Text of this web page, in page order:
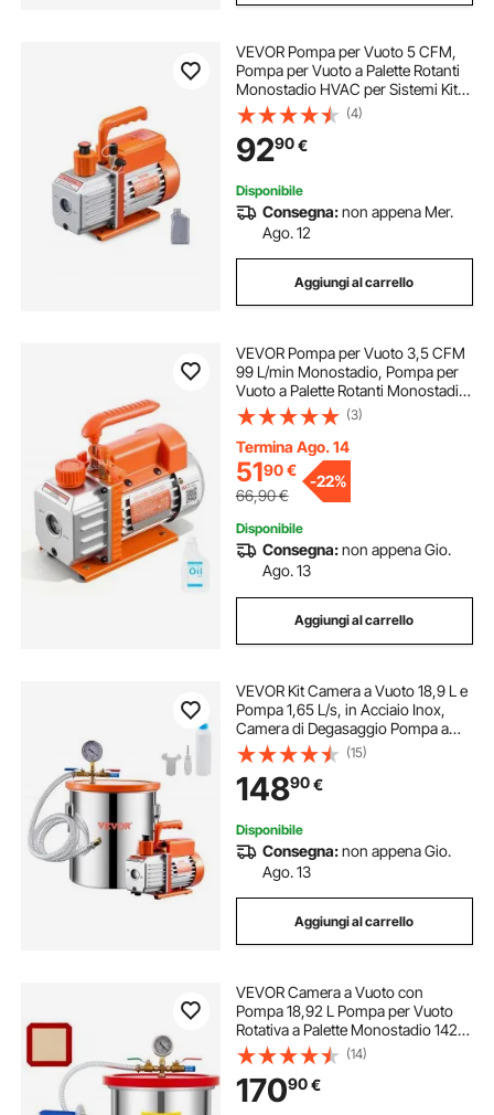
VEVOR Pompa per Vuoto 5 CFM,
Pompa per Vuoto a Palette Rotanti
Monostadio HVAC per Sistemi Kit
Pompa per Vuoto AC per Auto con
Contenitore per Olio per
Manutenzione Aria Condizionata da
Veicoli
(4)
9290€
Disponibile
Consegna:non appena Mer.
Ago. 12
Aggiungi al carrello
VEVOR Pompa per Vuoto 3,5 CFM
99 L/min Monostadio, Pompa per
Vuoto a Palette Rotanti Monostadio
HVAC per Sistema R134a R22
R410a, Motore a 4 Poli per
Manutenzione di Aria Condizionata
Auto
(3)
Termina Ago. 14
5190€
66,90€
-22%
Disponibile
Consegna:non appena Gio.
Ago. 13
Aggiungi al carrello
VEVOR Kit Camera a Vuoto 18,9 L e
Pompa 1,65 L/s, in Acciaio Inox,
Camera di Degasaggio Pompa a
Vuoto Monostadio, con Coperchio,
Olio, Tubo Flessibile, per
Degasaggio Resina Epossidica
Siliconica
(15)
14890€
Disponibile
Consegna:non appena Gio.
Ago. 13
Aggiungi al carrello
VEVOR Camera a Vuoto con
Pompa 18,92 L Pompa per Vuoto
Rotativa a Palette Monostadio 142
L/min Set di Utensili Pneumatici
HVAC 110 V per Stabilizzare Legno,
Siliconi Degasanti, Resine
Epossidiche
(14)
17090€